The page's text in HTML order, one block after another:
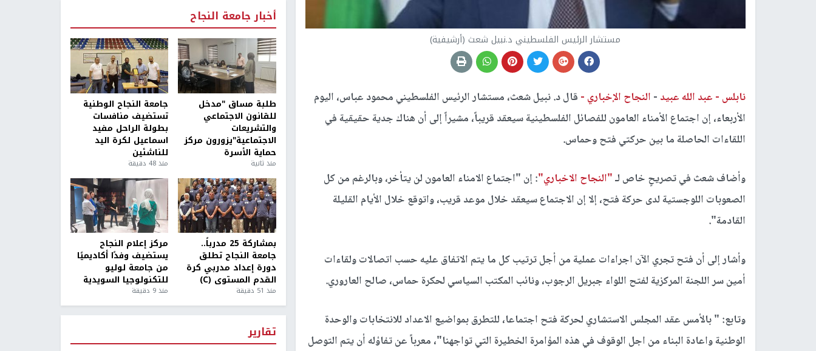
مستشار الرئيس الفلسطيني د.نبيل شعث (أرشيفية)
نابلس - عبد الله عبيد - النجاح الإخباري - قال د. نبيل شعث، مستشار الرئيس الفلسطيني محمود عباس، اليوم
الأربعاء، إن اجتماع الأمناء العامون للفصائل الفلسطينية سيعقد قريباً، مشيراً إلى أن هناك جدية حقيقية في
اللقاءات الحاصلة ما بين حركتي فتح وحماس.
وأضاف شعث في تصريحٍ خاص لـ"النجاح الاخباري": إن "اجتماع الامناء العامون لن يتأخر، وبالرغم من كل
الصعوبات اللوجستية لدى حركة فتح، إلا إن الاجتماع سيعقد خلال موعد قريب، واتوقع خلال الأيام القليلة
القادمة".
وأشار إلى أن فتح تجري الآن اجراءات عملية من أجل ترتيب كل ما يتم الاتفاق عليه حسب اتصالات ولقاءات
أمين سر اللجنة المركزية لفتح اللواء جبريل الرجوب، ونائب المكتب السياسي لحكرة حماس، صالح العاروري.
وتابع: " بالأمس عقد المجلس الاستشاري لحركة فتح اجتماعا، للتطرق بمواضيع الاعداد للانتخابات والوحدة
الوطنية واعادة البناء من اجل الوقوف في هذه المؤامرة الخطيرة التي تواجهنا"، معرباً عن تفاؤله أن يتم التوصل
أخبار جامعة النجاح
طلبة مساق "مدخل
للقانون الاجتماعي
والتشريعات
الاجتماعية"يزورون مركز
حماية الأسرة
منذ ثانية
جامعة النجاح الوطنية
تستضيف منافسات
بطولة الراحل مفيد
اسماعيل لكرة اليد
للناشئين
منذ 48 دقيقة
بمشاركة 25 مدرباً..
جامعة النجاح تطلق
دورة إعداد مدربي كرة
القدم المستوى (C)
منذ 51 دقيقة
مركز إعلام النجاح
يستضيف وفدًا أكاديميًا
من جامعة لوليو
للتكنولوجيا السويدية
منذ 9 دقيقة
تقارير